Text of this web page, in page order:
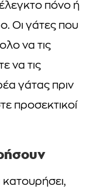
πόνο ή
Οι γάτες που
να τις
να τις
γάτας πριν
προσεκτικοί